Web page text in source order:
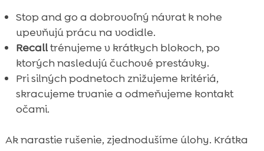
Stop and go a dobrovoľný návrat k nohe
upevňujú prácu na vodidle.
Recalltrénujeme v krátkych blokoch, po
ktorých nasledujú čuchové prestávky.
Pri silných podnetoch znižujeme kritériá,
skracujeme trvanie a odmeňujeme kontakt
očami.
Ak narastie rušenie, zjednodušíme úlohy. Krátka